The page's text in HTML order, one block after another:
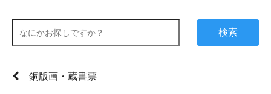
検索
銅版画・蔵書票